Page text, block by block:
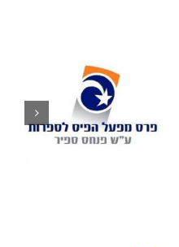
נגה אלבלך מונתה
למנכ"לית הוצאת הקיבוץ
המאוחד – ספרית
פועלים במקומו של פרופ'